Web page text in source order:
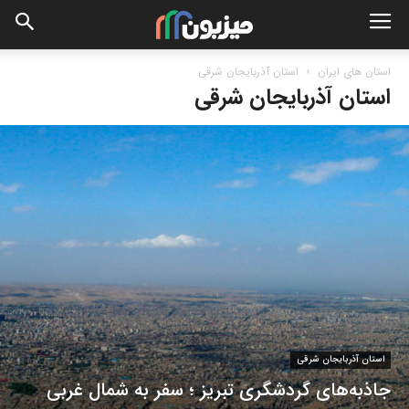
استان های ایران استان آذربایجان شرقی
استان آذربایجان شرقی
استان آذربایجان شرقی
جاذبه‌های گردشگری تبریز ؛ سفر به شمال غربی